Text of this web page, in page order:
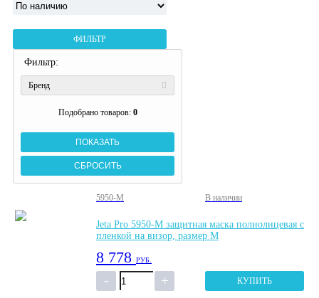
ФИЛЬТР
Фильтр:
Бренд
Подобрано товаров: 0
5950-M В наличии
Jeta Pro 5950-M защитная маска полнолицевая с
пленкой на визор, размер М
8 778 РУБ.
КУПИТЬ